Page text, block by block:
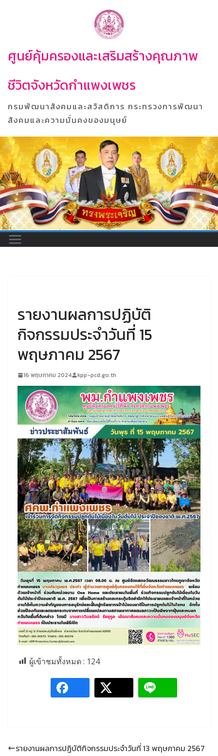
ศูนย์คุ้มครองและเสริมสร้างคุณภาพ
ชีวิตจังหวัดกำแพงเพชร
กรมพัฒนาสังคมและสวัสดิการ กระทรวงการพัฒนา
สังคมและความมั่นคงของมนุษย์
รายงานผลการปฏิบัติ
กิจกรรมประจำวันที่ 15
พฤษภาคม 2567
16 พฤษภาคม 2024 kpp-pcd.go.th
ผู้เข้าชมทั้งหมด : 124
รายงานผลการปฏิบัติกิจกรรมประจำวันที่ 13 พฤษภาคม 2567